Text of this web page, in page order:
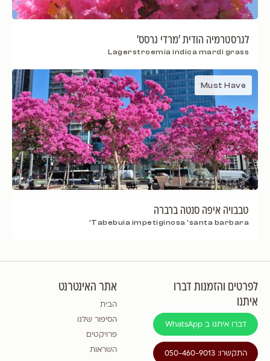
לגרסטרמיה הודית 'מרדי גרסס'
Lagerstroemia indica mardi grass
Must Have
טבבויה איפה סנטה ברברה
Tabebuia impetiginosa 'santa barbara'
לפרטים והזמנות דברו
איתנו
דברו איתנו ב WhatsApp
התקשרו: 050-460-9013
אתר האינטרנט
הבית
הסיפור שלנו
פרויקטים
השראות